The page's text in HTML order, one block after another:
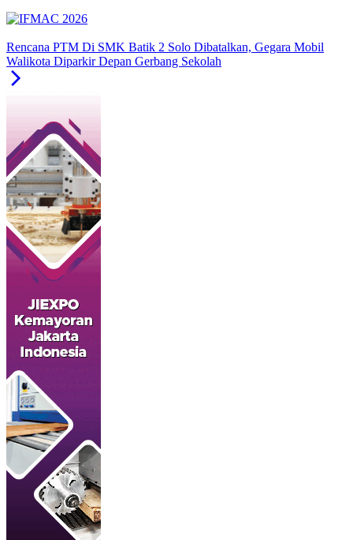
Rencana PTM Di SMK Batik 2 Solo Dibatalkan, Gegara Mobil
Walikota Diparkir Depan Gerbang Sekolah